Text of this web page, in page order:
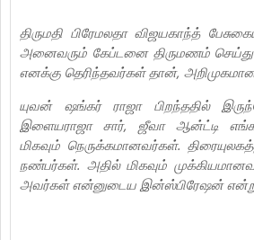
திருமதி பிரேமலதா விஜயகாந்த்
அனைவரும் கேப்டனை திருமணம் செய்து
எனக்கு தெரிந்தவர்கள் தான்,
யுவன் ஷங்கர் ராஜா பிறந்ததில்
இளையராஜா சார், ஜீவா ஆன்ட்டி
மிகவும் நெருக்கமானவர்கள்.
நண்பர்கள். அதில் மிகவும்
அவர்கள் என்னுடைய இன்ஸ்பிரேஷன்